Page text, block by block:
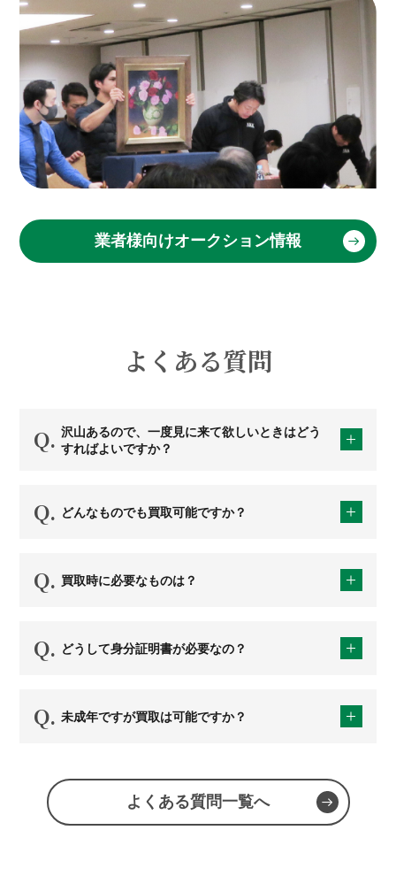
業者様向けオークション情報
よくある質問
沢山あるので、一度見に来て欲しいときはどう
すればよいですか？
どんなものでも買取可能ですか？
買取時に必要なものは？
どうして身分証明書が必要なの？
未成年ですが買取は可能ですか？
よくある質問一覧へ